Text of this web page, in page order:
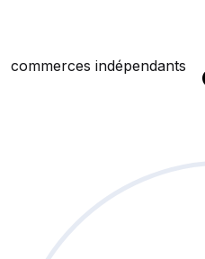
commerces indépendants